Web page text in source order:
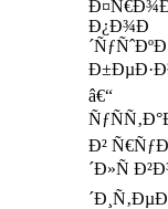
Ð¿Ð¾Ð
´ÑƒÑˆÐºÐ¸
â€“
Ð²
´Ð»Ñ